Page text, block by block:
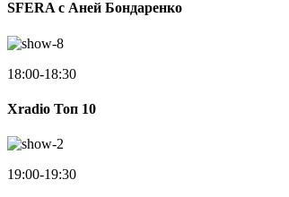
SFERA с Аней Бондаренко
18:00-18:30
Xradio Топ 10
19:00-19:30